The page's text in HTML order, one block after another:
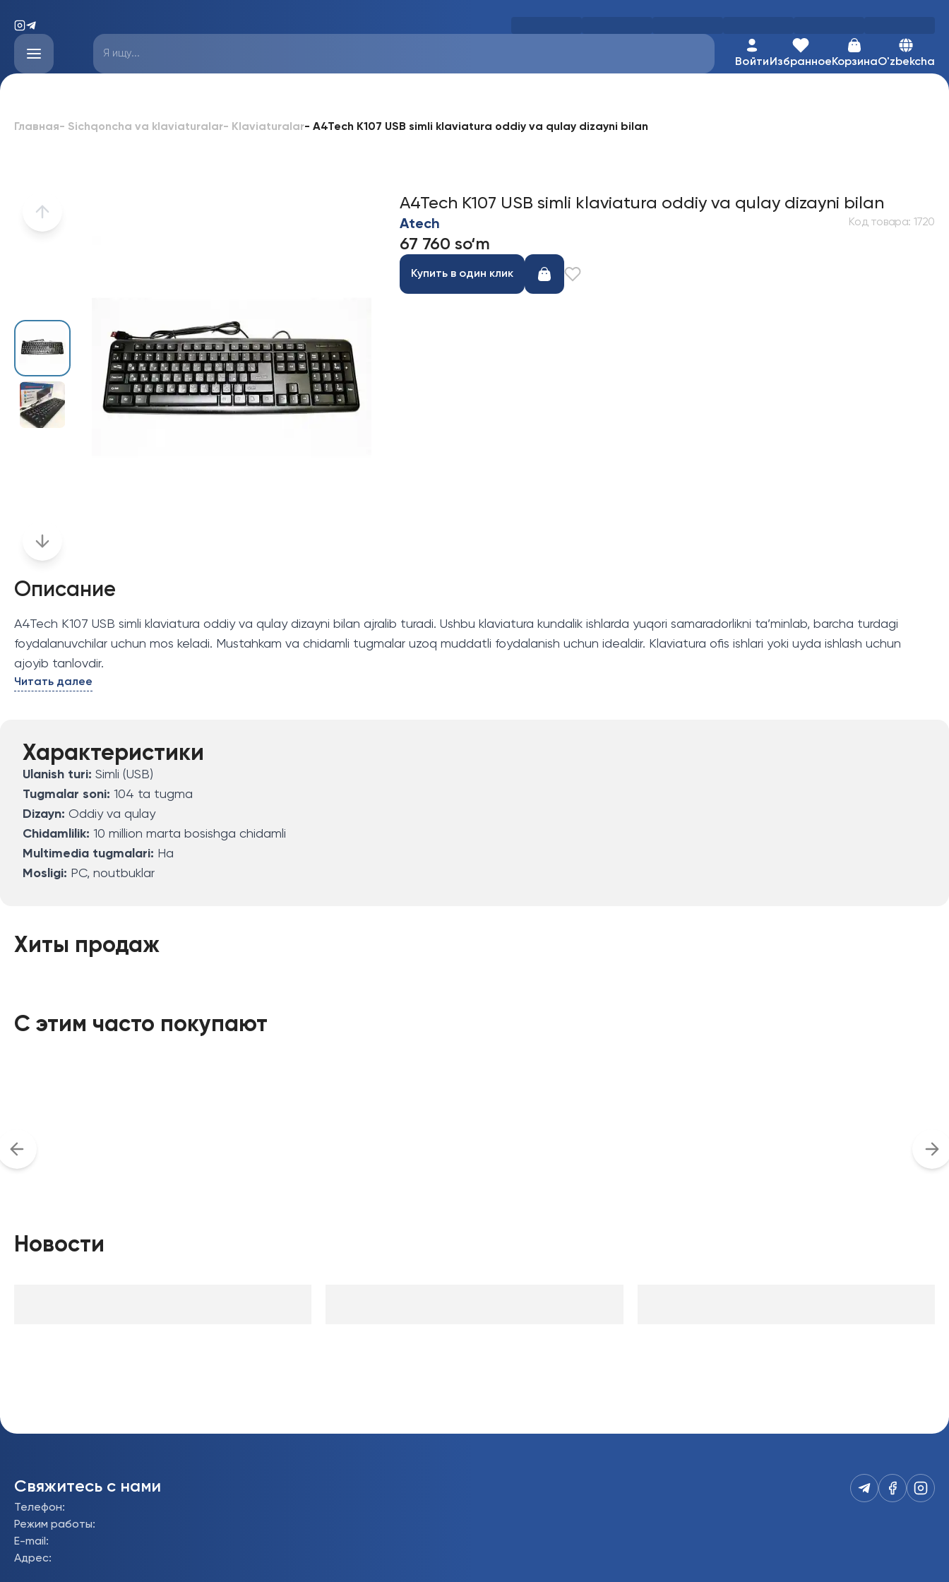
Войти ИзбранноеКорзинаO'zbekcha
Главная- Sichqoncha va klaviaturalar- Klaviaturalar- A4Tech K107 USB simli klaviatura oddiy va qulay dizayni bilan
A4Tech K107 USB simli klaviatura oddiy va qulay dizayni bilan
Atech Код товара: 1720
67 760 so‘m
Купить в один клик
Описание
A4Tech K107 USB simli klaviatura oddiy va qulay dizayni bilan ajralib turadi. Ushbu klaviatura kundalik ishlarda yuqori samaradorlikni ta’minlab, barcha turdagi
foydalanuvchilar uchun mos keladi. Mustahkam va chidamli tugmalar uzoq muddatli foydalanish uchun idealdir. Klaviatura ofis ishlari yoki uyda ishlash uchun
ajoyib tanlovdir.
Читать далее
Характеристики
Ulanish turi: Simli (USB)
Tugmalar soni: 104 ta tugma
Dizayn: Oddiy va qulay
Chidamlilik: 10 million marta bosishga chidamli
Multimedia tugmalari: Ha
Mosligi: PC, noutbuklar
Хиты продаж
С этим часто покупают
Новости
Свяжитесь с нами
Телефон:
Режим работы:
E-mail :
Адрес: